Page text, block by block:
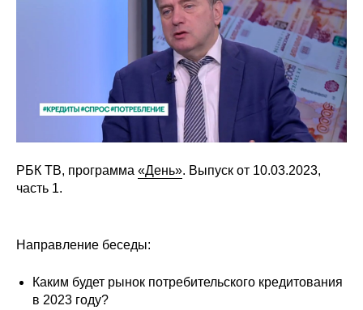
Противодействие коррупции
Материалы для СМИ
О журнале
РБК ТВ, программа «День». Выпуск от 10.03.2023,
часть 1.
Направление беседы:
Каким будет рынок потребительского кредитования
в 2023 году?